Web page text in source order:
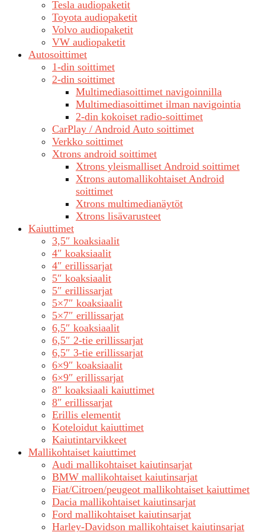
Tesla audiopaketit
Toyota audiopaketit
Volvo audiopaketit
VW audiopaketit
Autosoittimet
1-din soittimet
2-din soittimet
Multimediasoittimet navigoinnilla
Multimediasoittimet ilman navigointia
2-din kokoiset radio-soittimet
CarPlay / Android Auto soittimet
Verkko soittimet
Xtrons android soittimet
Xtrons yleismalliset Android soittimet
Xtrons automallikohtaiset Android
soittimet
Xtrons multimedianäytöt
Xtrons lisävarusteet
Kaiuttimet
3,5″ koaksiaalit
4″ koaksiaalit
4″ erillissarjat
5″ koaksiaalit
5″ erillissarjat
5×7″ koaksiaalit
5×7″ erillissarjat
6,5″ koaksiaalit
6,5″ 2-tie erillissarjat
6,5″ 3-tie erillissarjat
6×9″ koaksiaalit
6×9″ erillissarjat
8″ koaksiaali kaiuttimet
8″ erillissarjat
Erillis elementit
Koteloidut kaiuttimet
Kaiutintarvikkeet
Mallikohtaiset kaiuttimet
Audi mallikohtaiset kaiutinsarjat
BMW mallikohtaiset kaiutinsarjat
Fiat/Citroen/peugeot mallikohtaiset kaiuttimet
Dacia mallikohtaiset kaiutinsarjat
Ford mallikohtaiset kaiutinsarjat
Harley-Davidson mallikohtaiset kaiutinsarjat